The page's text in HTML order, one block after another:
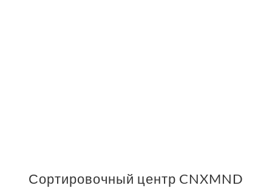
Сортировочный центр CNXMND